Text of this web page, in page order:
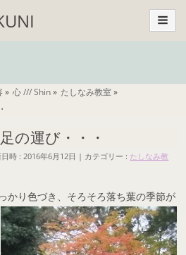
» 心 /// Shin» たしなみ教室»
の運び・・・
時 : 2016年6月12日 カテゴリー : たしなみ教
かり色づき、そろそろ落ち葉の季節が